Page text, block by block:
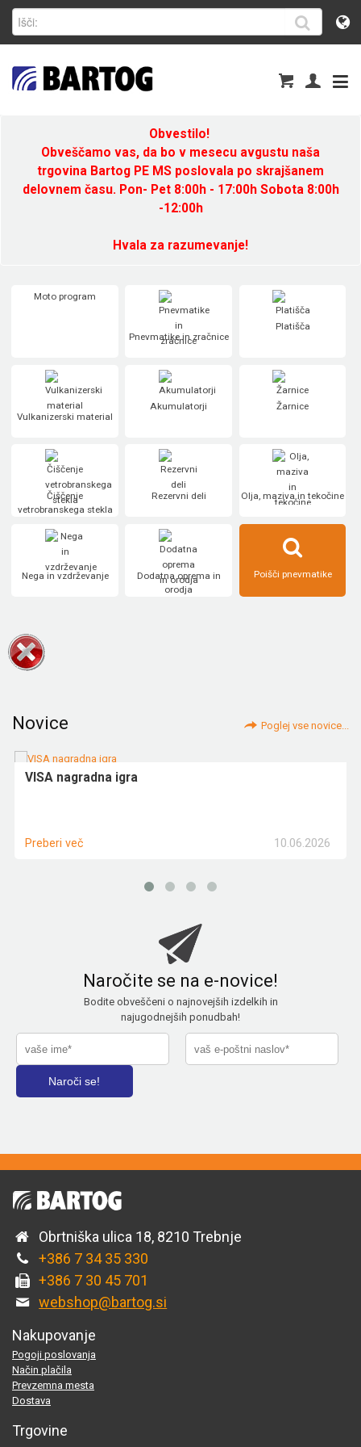
Obvestilo!
Obveščamo vas, da bo v mesecu avgustu naša
trgovina Bartog PE MS poslovala po skrajšanem
delovnem času. Pon- Pet 8:00h - 17:00h Sobota 8:00h
-12:00h
Hvala za razumevanje!
Moto program
Pnevmatike in zračnice
Platišča
Vulkanizerski material
Akumulatorji Žarnice
Čiščenje
vetrobranskega stekla
Rezervni deli Olja, maziva in tekočine
Nega in vzdrževanje
Dodatna oprema in
orodja
Poišči pnevmatike
Novice Poglej vse novice...
VISA nagradna igra
10.06.2026
Preberi več
Naročite se na e-novice!
Bodite obveščeni o najnovejših izdelkih in
najugodnejših ponudbah!
Obrtniška ulica 18, 8210 Trebnje
+386 7 34 35 330
+386 7 30 45 701
webshop@bartog.si
Nakupovanje
Pogoji poslovanja
Način plačila
Prevzemna mesta
Dostava
Trgovine